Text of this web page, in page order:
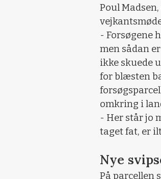
Poul
- Forsøgene
men sådan
ikke skuede
for blæsten
omkring i
- Her står jo
taget fat, er
Nye
På parcellen